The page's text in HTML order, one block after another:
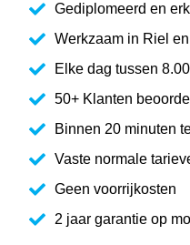
Gediplomeerd en
Werkzaam in Riel
Elke dag tussen
50+ Klanten
Binnen 20 minuten
Vaste normale
Geen voorrijkosten
2 jaar garantie op